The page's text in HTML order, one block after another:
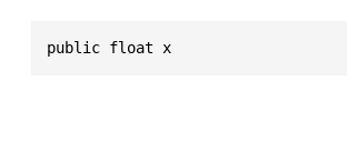
public float x